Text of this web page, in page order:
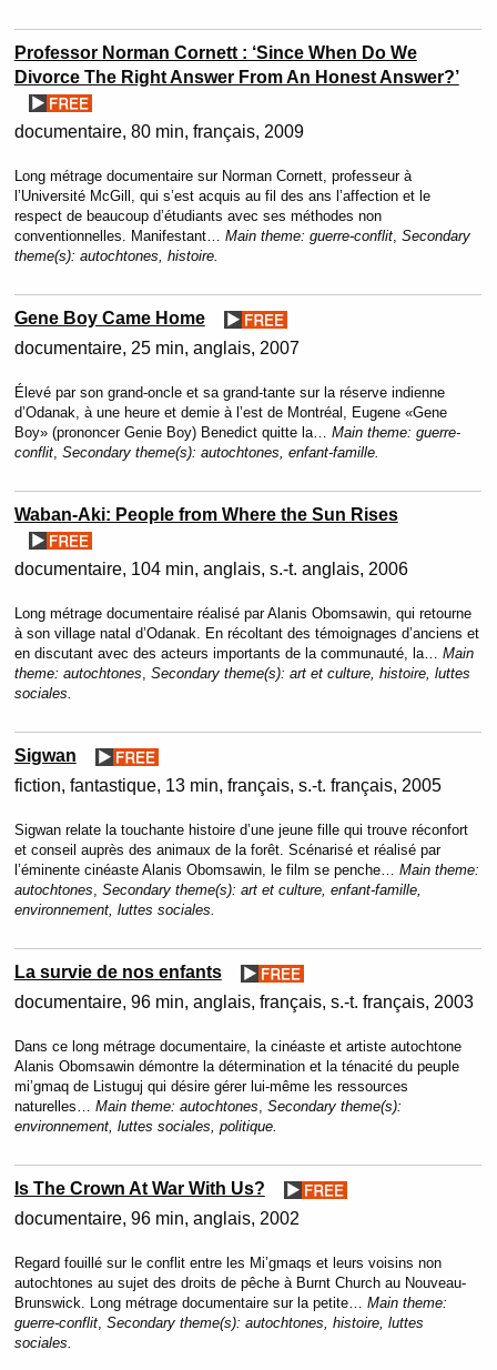
Professor Norman Cornett : ‘Since When Do We
Divorce The Right Answer From An Honest Answer?’
documentaire 80 min français 2009
Long métrage documentaire sur Norman Cornett, professeur à
l’Université McGill, qui s’est acquis au fil des ans l’affection et le
respect de beaucoup d’étudiants avec ses méthodes non
conventionnelles. Manifestant… Main theme: guerre-conflit, Secondary
theme(s): autochtones, histoire.
Gene Boy Came Home
documentaire 25 min anglais 2007
Élevé par son grand-oncle et sa grand-tante sur la réserve indienne
d’Odanak, à une heure et demie à l’est de Montréal, Eugene «Gene
Boy» (prononcer Genie Boy) Benedict quitte la… Main theme: guerre-
conflit, Secondary theme(s): autochtones, enfant-famille.
Waban-Aki: People from Where the Sun Rises
documentaire 104 min anglais, s.-t. anglais 2006
Long métrage documentaire réalisé par Alanis Obomsawin, qui retourne
à son village natal d’Odanak. En récoltant des témoignages d’anciens et
en discutant avec des acteurs importants de la communauté, la… Main
theme: autochtones, Secondary theme(s): art et culture, histoire, luttes
sociales.
Sigwan
fiction fantastique 13 min français, s.-t. français 2005
Sigwan relate la touchante histoire d’une jeune fille qui trouve réconfort
et conseil auprès des animaux de la forêt. Scénarisé et réalisé par
l’éminente cinéaste Alanis Obomsawin, le film se penche… Main theme:
autochtones, Secondary theme(s): art et culture, enfant-famille,
environnement, luttes sociales.
La survie de nos enfants
documentaire 96 min anglais, français, s.-t. français 2003
Dans ce long métrage documentaire, la cinéaste et artiste autochtone
Alanis Obomsawin démontre la détermination et la ténacité du peuple
mi’gmaq de Listuguj qui désire gérer lui-même les ressources
naturelles… Main theme: autochtones, Secondary theme(s):
environnement, luttes sociales, politique.
Is The Crown At War With Us?
documentaire 96 min anglais 2002
Regard fouillé sur le conflit entre les Mi’gmaqs et leurs voisins non
autochtones au sujet des droits de pêche à Burnt Church au Nouveau-
Brunswick. Long métrage documentaire sur la petite… Main theme:
guerre-conflit, Secondary theme(s): autochtones, histoire, luttes
sociales.